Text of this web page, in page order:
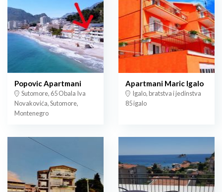
Popovic Apartmani
Sutomore, 65 Obala Iva
Novakovića, Sutomore,
Montenegro
Apartmani Maric Igalo
Igalo, bratstva i jedinstva
85 igalo